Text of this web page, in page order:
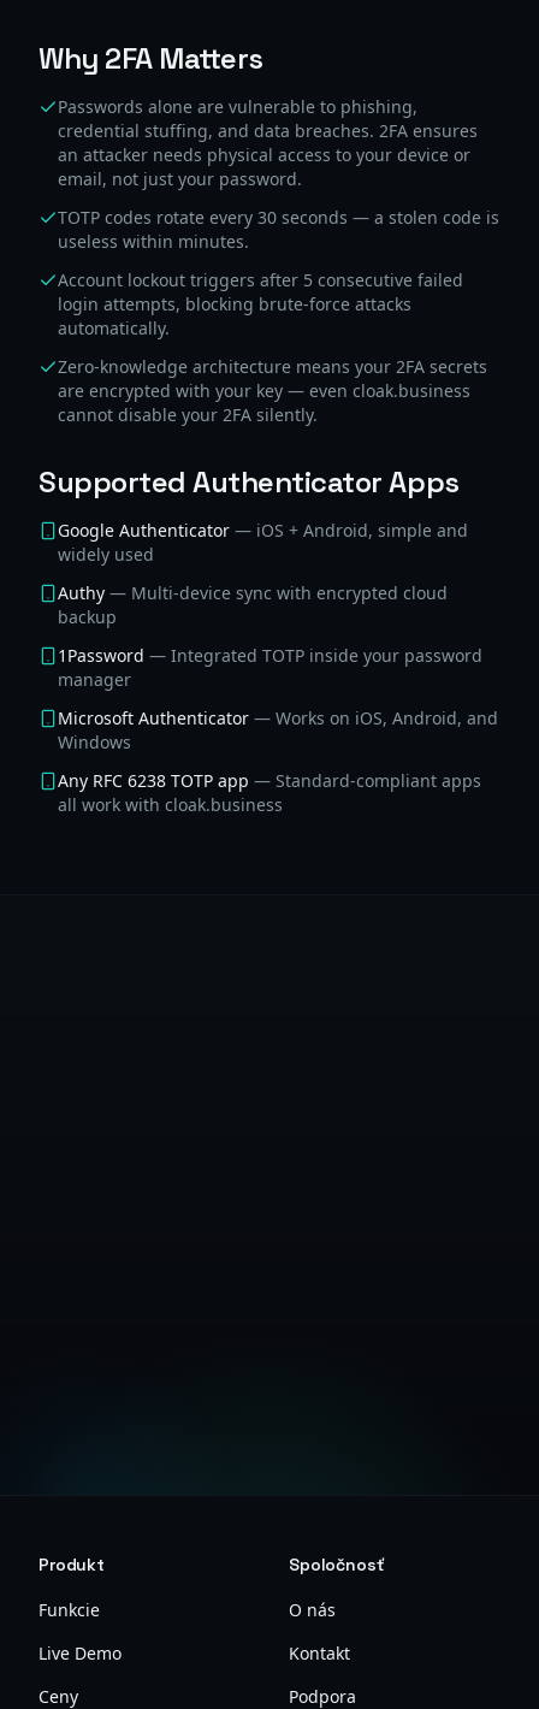
Why 2FA Matters
Passwords alone are vulnerable to phishing,
credential stuffing, and data breaches. 2FA ensures
an attacker needs physical access to your device or
email, not just your password.
TOTP codes rotate every 30 seconds — a stolen code is
useless within minutes.
Account lockout triggers after 5 consecutive failed
login attempts, blocking brute-force attacks
automatically.
Zero-knowledge architecture means your 2FA secrets
are encrypted with your key — even cloak.business
cannot disable your 2FA silently.
Supported Authenticator Apps
Google Authenticator — iOS + Android, simple and
widely used
Authy — Multi-device sync with encrypted cloud
backup
1Password — Integrated TOTP inside your password
manager
Microsoft Authenticator — Works on iOS, Android, and
Windows
Any RFC 6238 TOTP app — Standard-compliant apps
all work with cloak.business
Produkt
Funkcie
Live Demo
Ceny
Spoločnosť
O nás
Kontakt
Podpora